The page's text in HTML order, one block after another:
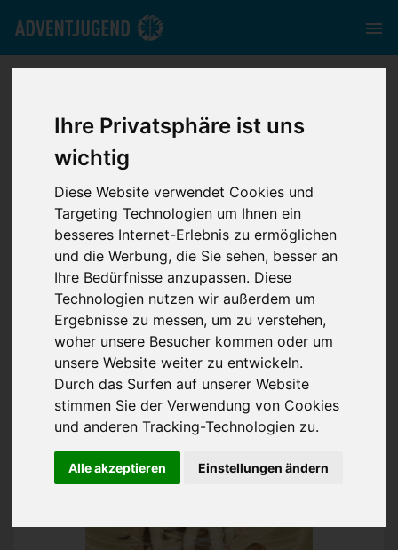
Ihre Privatsphäre ist uns
wichtig
Diese Website verwendet Cookies und
Targeting Technologien um Ihnen ein
besseres Internet-Erlebnis zu ermöglichen
und die Werbung, die Sie sehen, besser an
Ihre Bedürfnisse anzupassen. Diese
Technologien nutzen wir außerdem um
Ergebnisse zu messen, um zu verstehen,
woher unsere Besucher kommen oder um
unsere Website weiter zu entwickeln.
Durch das Surfen auf unserer Website
stimmen Sie der Verwendung von Cookies
und anderen Tracking-Technologien zu.
Alle akzeptieren Einstellungen ändern
Neu auf Deutsch:
Comic-Serie Die
Schöpfungs-
Detektive